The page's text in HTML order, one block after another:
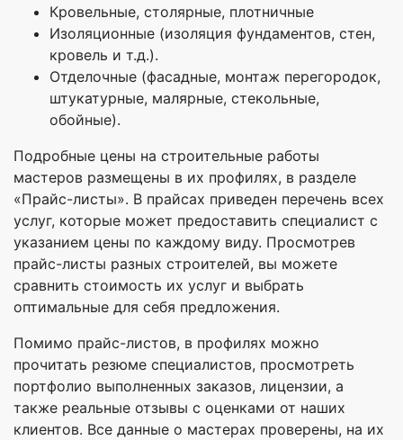
Кровельные, столярные, плотничные
Изоляционные (изоляция фундаментов, стен,
кровель и т.д.).
Отделочные (фасадные, монтаж перегородок,
штукатурные, малярные, стекольные,
обойные).
Подробные цены на строительные работы
мастеров размещены в их профилях, в разделе
«Прайс-листы». В прайсах приведен перечень всех
услуг, которые может предоставить специалист с
указанием цены по каждому виду. Просмотрев
прайс-листы разных строителей, вы можете
сравнить стоимость их услуг и выбрать
оптимальные для себя предложения.
Помимо прайс-листов, в профилях можно
прочитать резюме специалистов, просмотреть
портфолио выполненных заказов, лицензии, а
также реальные отзывы с оценками от наших
клиентов. Все данные о мастерах проверены, на их